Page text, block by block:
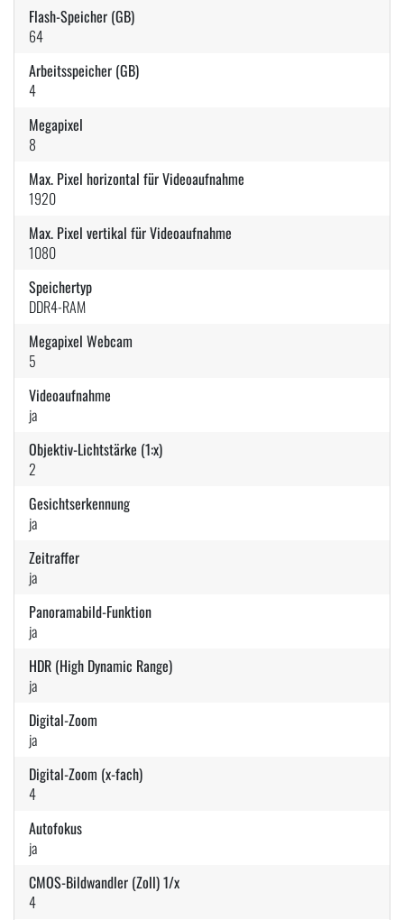
Flash-Speicher (GB)
64
Arbeitsspeicher (GB)
4
Megapixel
8
Max. Pixel horizontal für Videoaufnahme
1920
Max. Pixel vertikal für Videoaufnahme
1080
Speichertyp
DDR4-RAM
Megapixel Webcam
5
Videoaufnahme
ja
Objektiv-Lichtstärke (1:x)
2
Gesichtserkennung
ja
Zeitraffer
ja
Panoramabild-Funktion
ja
HDR (High Dynamic Range)
ja
Digital-Zoom
ja
Digital-Zoom (x-fach)
4
Autofokus
ja
CMOS-Bildwandler (Zoll) 1/x
4